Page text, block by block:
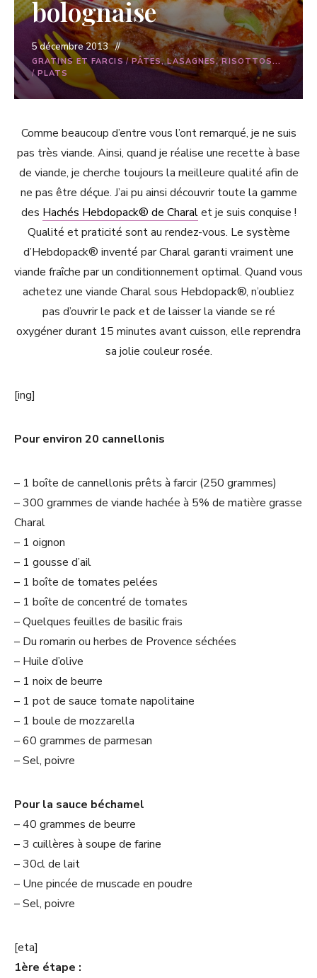
bolognaise
5 décembre 2013
GRATINS ET FARCIS/PÂTES, LASAGNES, RISOTTOS...
/PLATS
Comme beaucoup d’entre vous l’ont remarqué, je ne suis
pas très viande. Ainsi, quand je réalise une recette à base
de viande, je cherche toujours la meilleure qualité afin de
ne pas être déçue. J’ai pu ainsi découvrir toute la gamme
des Hachés Hebdopack® de Charalet je suis conquise !
Qualité et praticité sont au rendez-vous. Le système
d’Hebdopack® inventé par Charal garanti vraiment une
viande fraîche par un conditionnement optimal. Quand vous
achetez une viande Charal sous Hebdopack®, n’oubliez
pas d’ouvrir le pack et de laisser la viande se ré
oxygénerdurant 15 minutes avant cuisson, elle reprendra
sa jolie couleur rosée.
[ing]
Pour environ 20 cannellonis
– 1 boîte de cannellonis prêts à farcir (250 grammes)
– 300 grammes de viande hachée à 5% de matière grasse
Charal
– 1 oignon
– 1 gousse d’ail
– 1 boîte de tomates pelées
– 1 boîte de concentré de tomates
– Quelques feuilles de basilic frais
– Du romarin ou herbes de Provence séchées
– Huile d’olive
– 1 noix de beurre
– 1 pot de sauce tomate napolitaine
– 1 boule de mozzarella
– 60 grammes de parmesan
– Sel, poivre
Pour la sauce béchamel
– 40 grammes de beurre
– 3 cuillères à soupe de farine
– 30cl de lait
– Une pincée de muscade en poudre
– Sel, poivre
[eta]
1ère étape :